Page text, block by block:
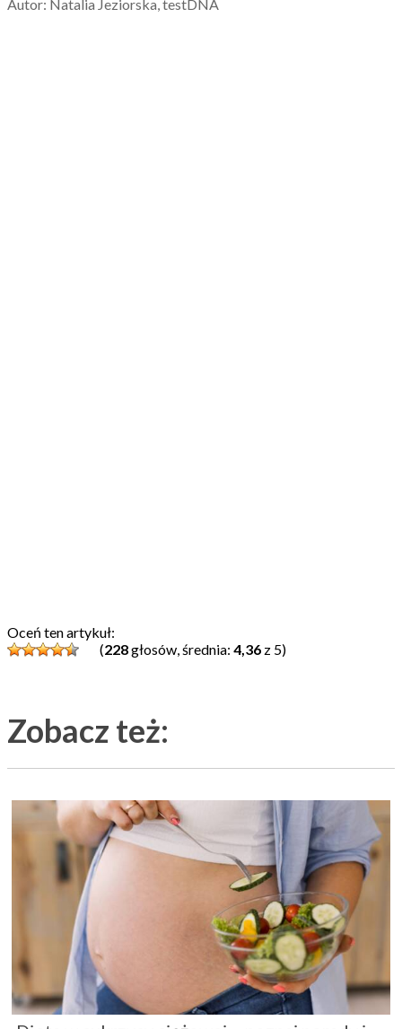
Autor: Natalia Jeziorska, testDNA
Oceń ten artykuł:
(228głosów, średnia: 4,36 z 5)
Zobacz też: